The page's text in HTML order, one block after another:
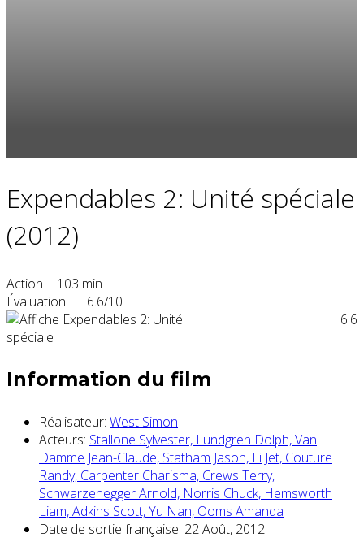
Expendables 2: Unité spéciale
(2012)
Action | 103 min
Évaluation:
6.6/10
6.6
Information du film
Réalisateur: West Simon
Acteurs: Stallone Sylvester, Lundgren Dolph,Van
Damme Jean-Claude, Statham Jason, Li Jet, Couture
Randy, Carpenter Charisma, Crews Terry,
Schwarzenegger Arnold, Norris Chuck, Hemsworth
Liam,Adkins Scott,Yu Nan, Ooms Amanda
Date de sortie française: 22 Août, 2012